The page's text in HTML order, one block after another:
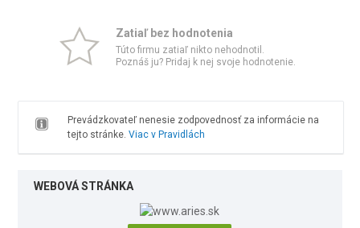
Zatiaľ bez hodnotenia
Túto firmu zatiaľ nikto nehodnotil.
Poznáš ju? Pridaj k nej svoje hodnotenie.
Prevádzkovateľ nenesie zodpovednosť za informácie na
tejto stránke. Viac v Pravidlách
WEBOVÁ STRÁNKA